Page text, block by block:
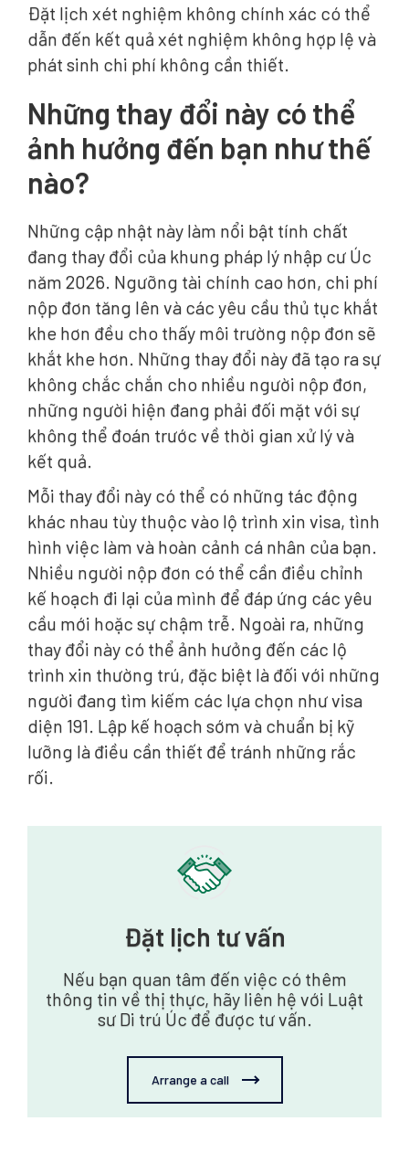
Đặt lịch xét nghiệm không chính xác có thể
dẫn đến kết quả xét nghiệm không hợp lệ và
phát sinh chi phí không cần thiết.
Những thay đổi này có thể
ảnh hưởng đến bạn như thế
nào?
Những cập nhật này làm nổi bật tính chất
đang thay đổi của khung pháp lý nhập cư Úc
năm 2026. Ngưỡng tài chính cao hơn, chi phí
nộp đơn tăng lên và các yêu cầu thủ tục khắt
khe hơn đều cho thấy môi trường nộp đơn sẽ
khắt khe hơn. Những thay đổi này đã tạo ra sự
không chắc chắn cho nhiều người nộp đơn,
những người hiện đang phải đối mặt với sự
không thể đoán trước về thời gian xử lý và
kết quả.
Mỗi thay đổi này có thể có những tác động
khác nhau tùy thuộc vào lộ trình xin visa, tình
hình việc làm và hoàn cảnh cá nhân của bạn.
Nhiều người nộp đơn có thể cần điều chỉnh
kế hoạch đi lại của mình để đáp ứng các yêu
cầu mới hoặc sự chậm trễ. Ngoài ra, những
thay đổi này có thể ảnh hưởng đến các lộ
trình xin thường trú, đặc biệt là đối với những
người đang tìm kiếm các lựa chọn như visa
diện 191. Lập kế hoạch sớm và chuẩn bị kỹ
lưỡng là điều cần thiết để tránh những rắc
rối.
Đặt lịch tư vấn
Nếu bạn quan tâm đến việc có thêm
thông tin về thị thực, hãy liên hệ với Luật
sư Di trú Úc để được tư vấn.
Arrange a call